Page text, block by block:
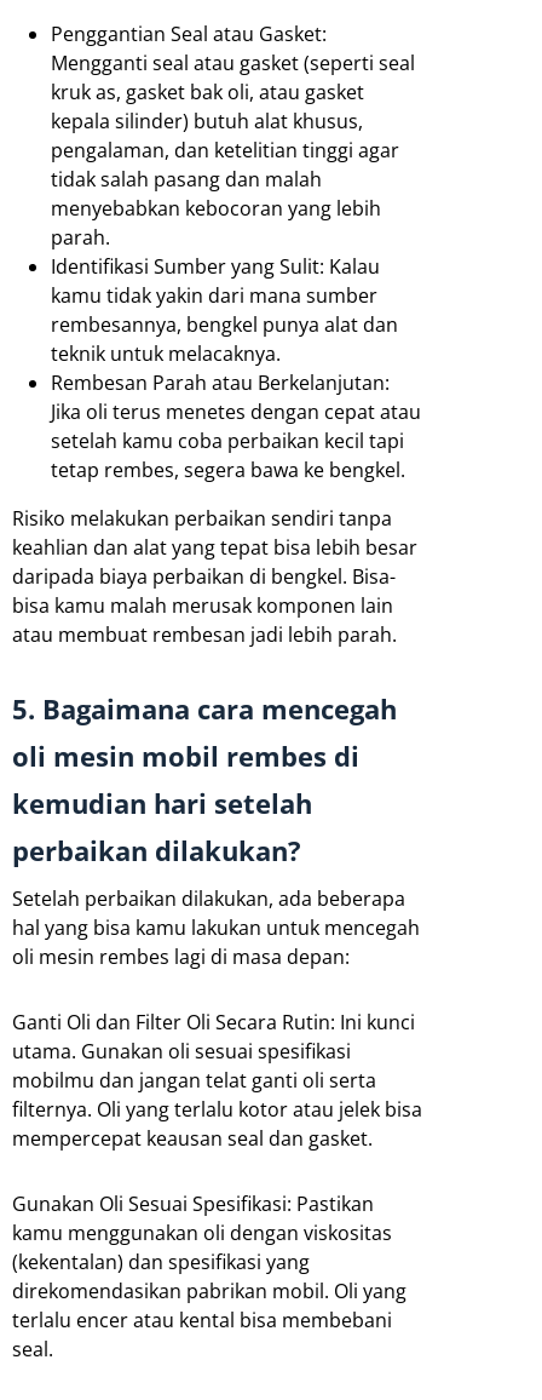
Penggantian Seal atau Gasket:
Mengganti seal atau gasket (seperti seal
kruk as, gasket bak oli, atau gasket
kepala silinder) butuh alat khusus,
pengalaman, dan ketelitian tinggi agar
tidak salah pasang dan malah
menyebabkan kebocoran yang lebih
parah.
Identifikasi Sumber yang Sulit: Kalau
kamu tidak yakin dari mana sumber
rembesannya, bengkel punya alat dan
teknik untuk melacaknya.
Rembesan Parah atau Berkelanjutan:
Jika oli terus menetes dengan cepat atau
setelah kamu coba perbaikan kecil tapi
tetap rembes, segera bawa ke bengkel.
Risiko melakukan perbaikan sendiri tanpa
keahlian dan alat yang tepat bisa lebih besar
daripada biaya perbaikan di bengkel. Bisa-
bisa kamu malah merusak komponen lain
atau membuat rembesan jadi lebih parah.
5. Bagaimana cara mencegah
oli mesin mobil rembes di
kemudian hari setelah
perbaikan dilakukan?
Setelah perbaikan dilakukan, ada beberapa
hal yang bisa kamu lakukan untuk mencegah
oli mesin rembes lagi di masa depan:
Ganti Oli dan Filter Oli Secara Rutin: Ini kunci
utama. Gunakan oli sesuai spesifikasi
mobilmu dan jangan telat ganti oli serta
filternya. Oli yang terlalu kotor atau jelek bisa
mempercepat keausan seal dan gasket.
Gunakan Oli Sesuai Spesifikasi: Pastikan
kamu menggunakan oli dengan viskositas
(kekentalan) dan spesifikasi yang
direkomendasikan pabrikan mobil. Oli yang
terlalu encer atau kental bisa membebani
seal.